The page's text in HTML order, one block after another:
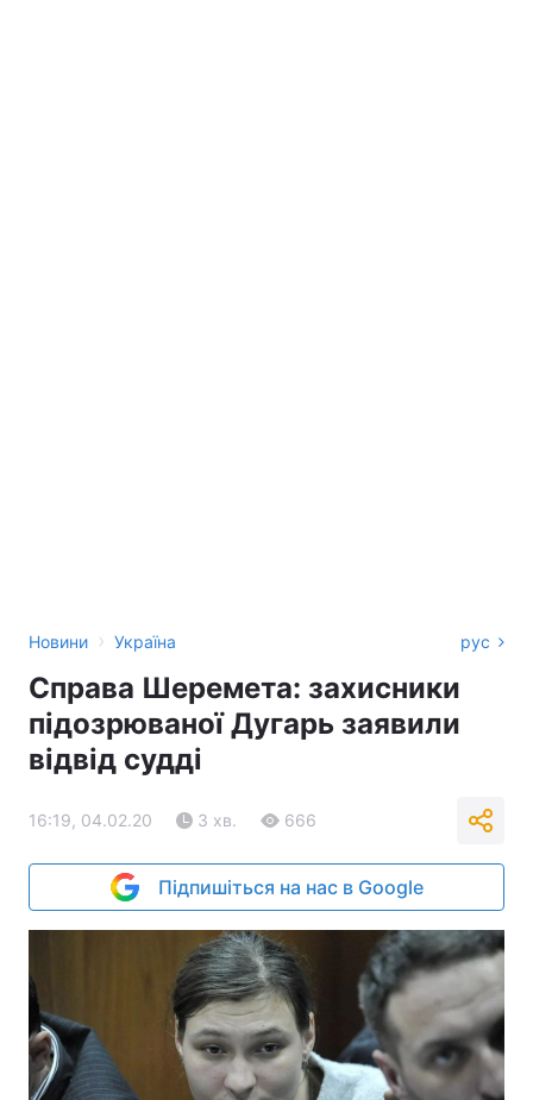
Новини › Україна рус
Справа Шеремета: захисники
підозрюваної Дугарь заявили
відвід судді
16:19, 04.02.20 3 хв. 666
Підпишіться на нас в Google